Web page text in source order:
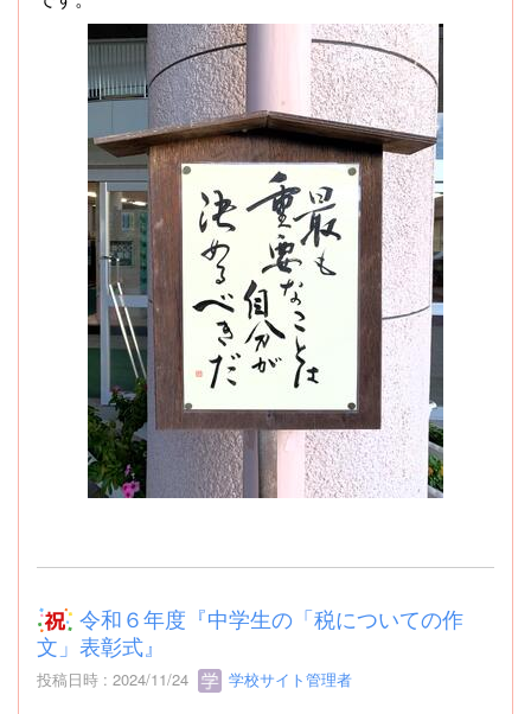
令和６年度『中学生の「税についての作
文」表彰式』
投稿日時 : 2024/11/24 学校サイト管理者